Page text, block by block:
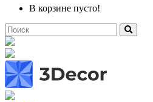
В корзине пусто!